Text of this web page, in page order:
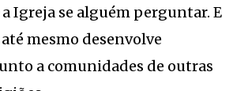
Igreja se alguém perguntar. E
mesmo desenvolve
a comunidades de outras